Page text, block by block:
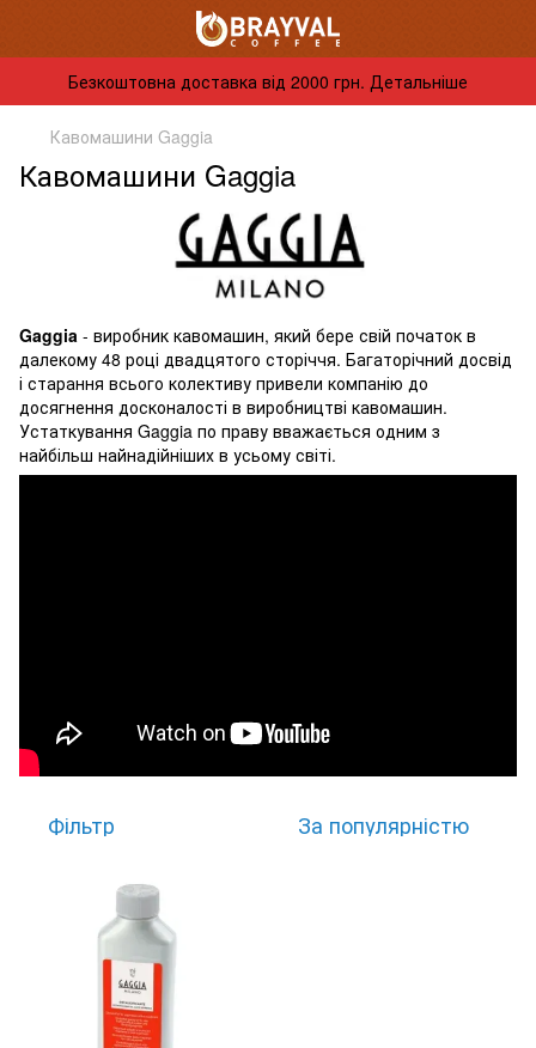
Безкоштовна доставка від 2000 грн. Детальніше
Кавомашини Gaggia
Кавомашини Gaggia
Gaggia - виробник кавомашин, який бере свій початок в
далекому 48 році двадцятого сторіччя. Багаторічний досвід
і старання всього колективу привели компанію до
досягнення досконалості в виробництві кавомашин.
Устаткування Gaggia по праву вважається одним з
найбільш найнадійніших в усьому світі.
Фільтр За популярністю